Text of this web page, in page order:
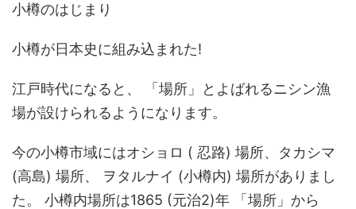
小樽のはじまり
小樽が日本史に組み込まれた!
江戸時代になると、 「場所」とよばれるニシン漁
場が設けられるようになります。
今の小樽市域にはオショロ ( 忍路) 場所、タカシマ
(高島) 場所、 ヲタルナイ (小樽内) 場所がありまし
た。 小樽内場所は1865 (元治2)年 「場所」から